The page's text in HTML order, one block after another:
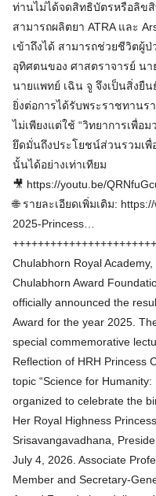
ท่านไม่ได้จดสิทธิบัตรหรือลิข
สามารถผลิตยา ATRA และ
เข้าถึงได้ สามารถช่วยชีวิตผู้
อุทิศตนของ ศาสตราจารย์ นา
นายแพทย์ เฉิน จู จึงเป็นสิ่งยื
ยิ่งต่อการได้รับพระราชทานร
ไม่เพียงแต่ใช้ “วิทยาการเพื่อ
ยึดมั่นถึงประโยชน์ส่วนรวมเพื่
นั้นได้อย่างเท่าเทียม
🎥 https://youtu.be/
🌐 รายละเอียดเพิ่มเติม:
2025-Princess…
Chulabhorn Royal
Chulabhorn Award
officially announced the
Award for the year 2025.
special commemorative
Reflection of HRH Princess
topic “Science for
organized to celebrate the
Her Royal Highness
Srisavangavadhana,
July 4, 2026. Associate
Member and Secretary-